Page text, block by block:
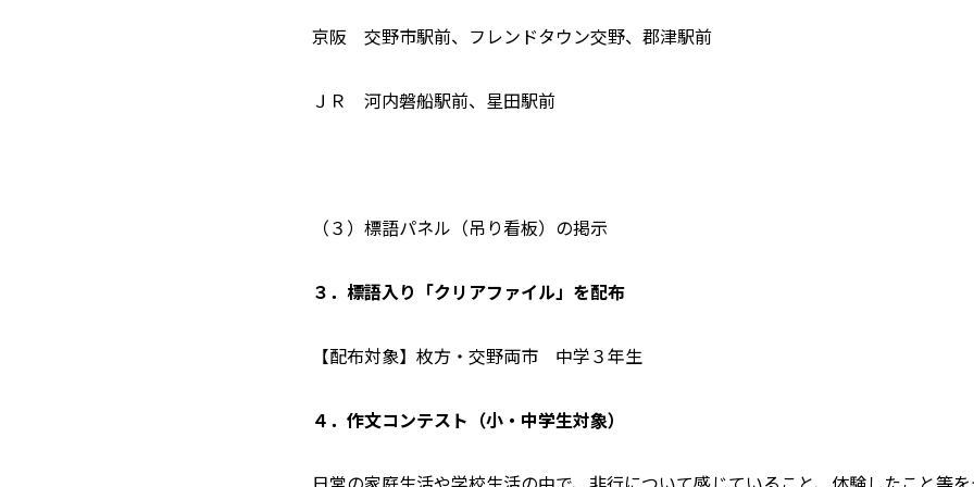
京阪 交野市駅前、フレンドタウン交野、郡津駅前
ＪＲ 河内磐船駅前、星田駅前
（３）標語パネル（吊り看板）の掲示
３．標語入り「クリアファイル」を配布
【配布対象】枚方・交野両市 中学３年生
４．作文コンテスト（小・中学生対象）